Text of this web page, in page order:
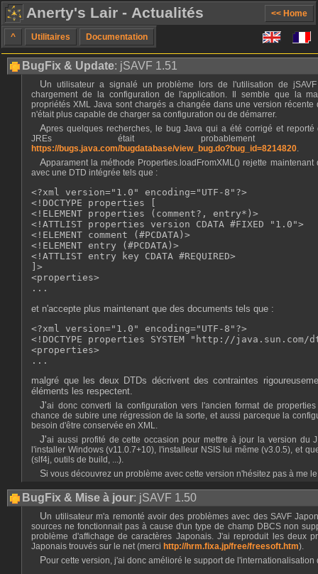
Anerty's Lair - Actualités << Home
^ Utilitaires Documentation
BugFix & Update: jSAVF 1.51
Un utilisateur a signalé un problème lors de l'utilisation de jSAVF avec un message lié au
chargement de la configuration de l'application. Il semble que la
propriétés XML Java sont chargés a changée dans une version récente
n'était plus capable de charger sa configuration ou de démarrer.
Apres quelques recherches, le bug Java qui a été corrigé et reporté dans les versions LTS des
JREs était probablement
https://bugs.java.com/bugdatabase/view_bug.do?bug_id=8214820.
Apparament la méthode Properties.loadFromXML() rejette maintenant des fichiers properties XML
avec une DTD intégrée tels que :
<?xml version="1.0" encoding="UTF-8"?>
<!DOCTYPE properties [
<!ELEMENT properties (comment?, entry*)>
<!ATTLIST properties version CDATA #FIXED "1.0">
<!ELEMENT comment (#PCDATA)>
<!ELEMENT entry (#PCDATA)>
<!ATTLIST entry key CDATA #REQUIRED>
]>
<properties>
et n'accepte plus maintenant que des documents tels que :
<?xml version="1.0" encoding="UTF-8"?>
<!DOCTYPE properties SYSTEM "http://
<properties>
malgré que les deux DTDs décrivent des contraintes
éléments les respectent.
J'ai donc converti la configuration vers l'ancien format de properties car ce format a moins de
chance de subire une régression de la sorte, et aussi parceque la
besoin d'être conservée en XML.
J'ai aussi profité de cette occasion pour mettre à jour la version du JRE OpenJDK intégré dans
l'installer Windows (v11.0.7+10), l'installeur NSIS lui même (v3.0.5), et
(slf4j, outils de build, ...).
Si vous découvrez un problème avec cette version n'hésitez pas à me
BugFix & Mise à jour: jSAVF 1.50
Un utilisateur m'a remonté avoir des problèmes avec des SAVF Japonais. L'extraction de fichiers
sources ne fonctionnait pas à cause d'un type de champ DBCS non
problème d'affichage de caractères Japonais. J'ai reproduit les deux
Japonais trouvés sur le net (merci http://hrm.fixa.jp/free/freesoft.htm).
Pour cette version, j'ai donc amélioré le support de l'internationalisation